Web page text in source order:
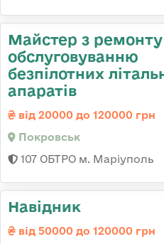
Майстер з ремонту
обслуговуванню
безпілотних
апаратів
від 20000 до 120000 грн
Покровськ
107 ОБТРО м. Маріуполь
Навідник
від 50000 до 120000 грн